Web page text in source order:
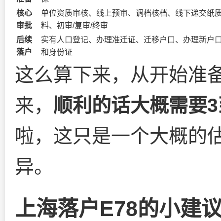
核心
审批
单位资质审核、线上预审、调档核档、线下递交纸
料、初审/复审/终审
后续
落户
实有人口登记、办理准迁证、迁移户口、办理新户
和身份证
这么算下来，从开始准
来， 顺利的话大概需要
啦，这只是一个大概的
异。
上海落户E78的小建